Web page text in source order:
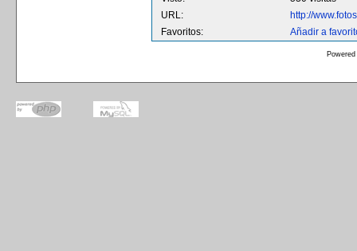
URL:
http://
Favoritos:
Añadir a